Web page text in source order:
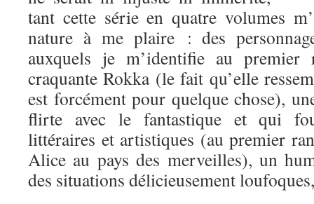
tant cette série en quatre volumes
nature à me plaire : des
auxquels je m’identifie au premier
craquante Rokka (le fait qu’elle
est forcément pour quelque chose),
flirte avec le fantastique et qui
littéraires et artistiques (au premier
Alice au pays des merveilles), un
des situations délicieusement